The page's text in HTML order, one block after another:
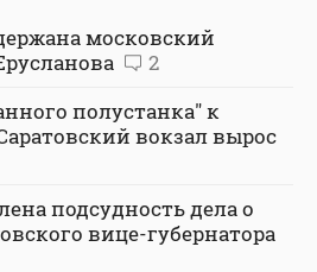
московский
2
полустанка" к
вокзал вырос
подсудность дела о
вице-губернатора